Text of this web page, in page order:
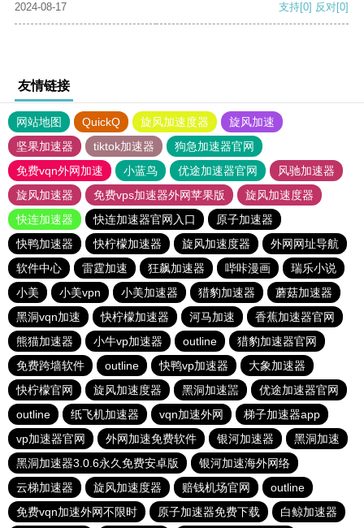
2024-08-17
支持[0] 反对[0]
友情链接
网站地图 QuickQ 旋风加速度器
旋风加速
坚果加速器
tiktok加速器
狗急加速器官网
免费vqn外网加速
小蓝鸟 优途加速器官网
风驰加速器
旋风加速器
免费vps加速器外网苹果版
旋风加速度器
快连加速器
快连加速器官网入口
原子加速器
快鸭加速器
快柠檬加速器 旋风加速度器
外网网址导航
软件中心
雷霆加速 狂飙加速器 哔咔漫画
瑞乐小说
小美
小美vpn 小美加速器 猎豹加速器
蘑菇加速器
黑洞vqn加速
快柠檬加速器 河马加速
香蕉加速器官网
熊猫加速器
小牛vp加速器 outline
猎豹加速器官网
免费跨墙软件
outline 快鸭vp加速器
大象加速器
快柠檬官网
旋风加速度器 黑洞加速噐
优途加速器官网
outline
纸飞机加速器 vqn加速外网
梯子加速器app
vp加速器官网
外网加速免费软件 银河加速器
黑洞加速
黑洞加速器3.0.6永久免费安卓版
银河加速海外网络
云梯加速器
旋风加速度器 赔钱机场官网
outline
免费vqn加速外网不限时
原子加速器免费下载 白鲸加速器